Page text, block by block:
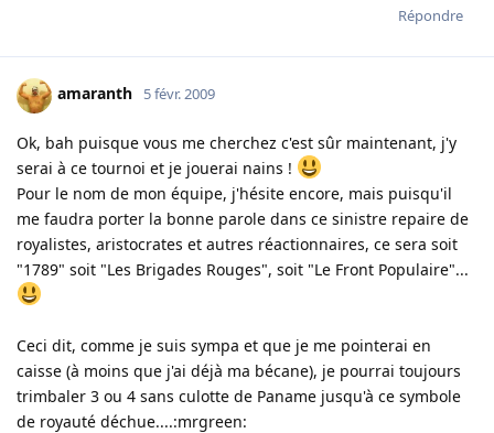
Répondre
amaranth 5 févr. 2009
Ok, bah puisque vous me cherchez c'est sûr maintenant, j'y
serai à ce tournoi et je jouerai nains !
Pour le nom de mon équipe, j'hésite encore, mais puisqu'il
me faudra porter la bonne parole dans ce sinistre repaire de
royalistes, aristocrates et autres réactionnaires, ce sera soit
"1789" soit "Les Brigades Rouges", soit "Le Front Populaire"...
Ceci dit, comme je suis sympa et que je me pointerai en
caisse (à moins que j'ai déjà ma bécane), je pourrai toujours
trimbaler 3 ou 4 sans culotte de Paname jusqu'à ce symbole
de royauté déchue....:mrgreen: